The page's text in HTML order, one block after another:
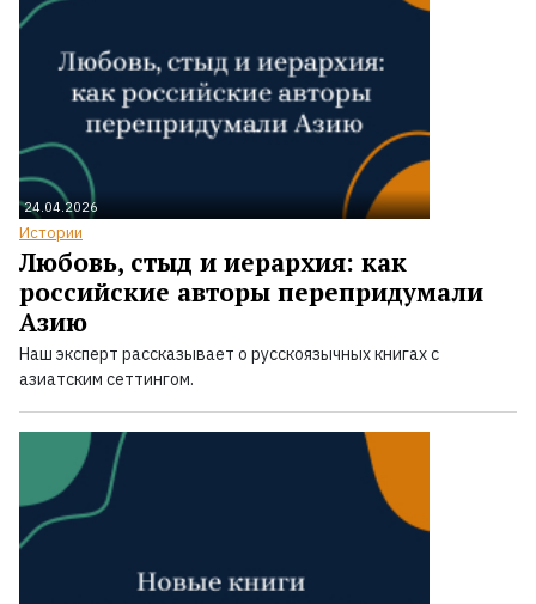
24.04.2026
Истории
Любовь, стыд и иерархия: как
российские авторы перепридумали
Азию
Наш эксперт рассказывает о русскоязычных книгах с
азиатским сеттингом.